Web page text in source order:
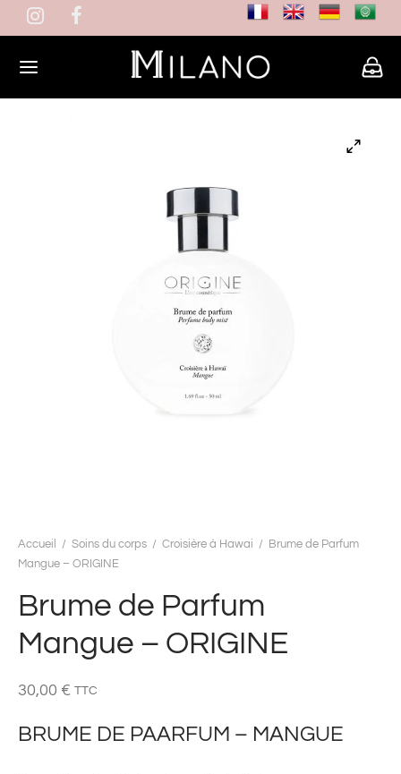
Accueil / Soins du corps / Croisière à Hawai /
Brume de Parfum
Mangue – ORIGINE
Brume de Parfum
Mangue – ORIGINE
30,00 € TTC
BRUME DE PAARFUM – MANGUE